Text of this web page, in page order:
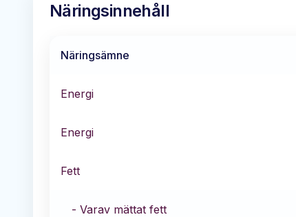
Näringsinnehåll
Näringsämne
Energi
Energi
Fett
- Varav mättat fett